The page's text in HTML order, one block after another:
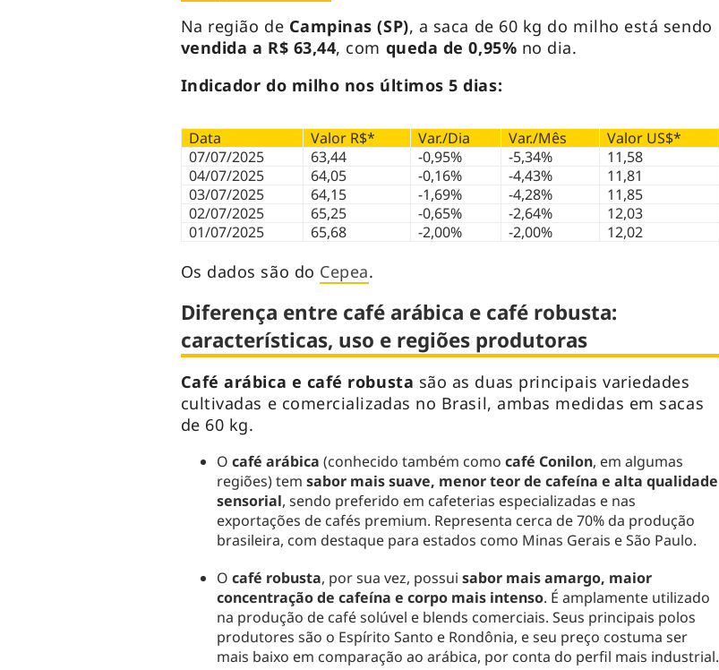
Na região de Campinas (SP), a saca de 60 kg do milho está sendo
vendida a R$ 63,44, com queda de 0,95% no dia.
Indicador do milho nos últimos 5 dias:
Data Valor R$* Var./Dia Var./Mês
Valor US$*
07/07/2025
63,44 -0,95% -5,34%
11,58
04/07/2025
64,05 -0,16% -4,43%
11,81
03/07/2025
64,15 -1,69% -4,28%
11,85
02/07/2025
65,25 -0,65% -2,64%
12,03
01/07/2025
65,68 -2,00% -2,00% 12,02
Os dados são do Cepea.
Diferença entre café arábica e café robusta:
características, uso e regiões produtoras
Café arábica e café robusta são as duas principais variedades
cultivadas e comercializadas no Brasil, ambas medidas em sacas
de 60 kg.
O café arábica (conhecido também como café Conilon, em algumas
regiões) tem sabor mais suave, menor teor de cafeína e alta qualidade
sensorial, sendo preferido em cafeterias especializadas e nas
exportações de cafés premium. Representa cerca de 70% da produção
brasileira, com destaque para estados como Minas Gerais e São Paulo.
O café robusta, por sua vez, possui sabor mais amargo, maior
concentração de cafeína e corpo mais intenso. É amplamente utilizado
na produção de café solúvel e blends comerciais. Seus principais polos
produtores são o Espírito Santo e Rondônia, e seu preço costuma ser
mais baixo em comparação ao arábica, por conta do perfil mais industrial.